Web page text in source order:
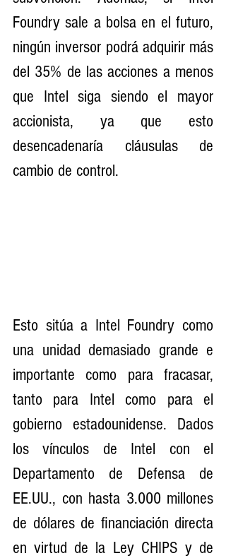
Foundry sale a bolsa en el futuro,
ningún inversor podrá adquirir más
del 35% de las acciones a menos
que Intel siga siendo el mayor
accionista, ya que esto
desencadenaría cláusulas de
cambio de control.
Esto sitúa a Intel Foundry como
una unidad demasiado grande e
importante como para fracasar,
tanto para Intel como para el
gobierno estadounidense. Dados
los vínculos de Intel con el
Departamento de Defensa de
EE.UU., con hasta 3.000 millones
de dólares de financiación directa
en virtud de la Ley CHIPS y de